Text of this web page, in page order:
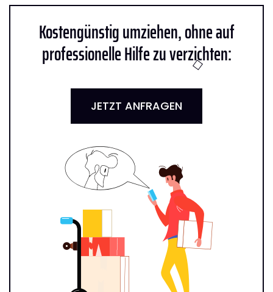
Kostengünstig umziehen, ohne auf
professionelle Hilfe zu verzichten:
JETZT ANFRAGEN